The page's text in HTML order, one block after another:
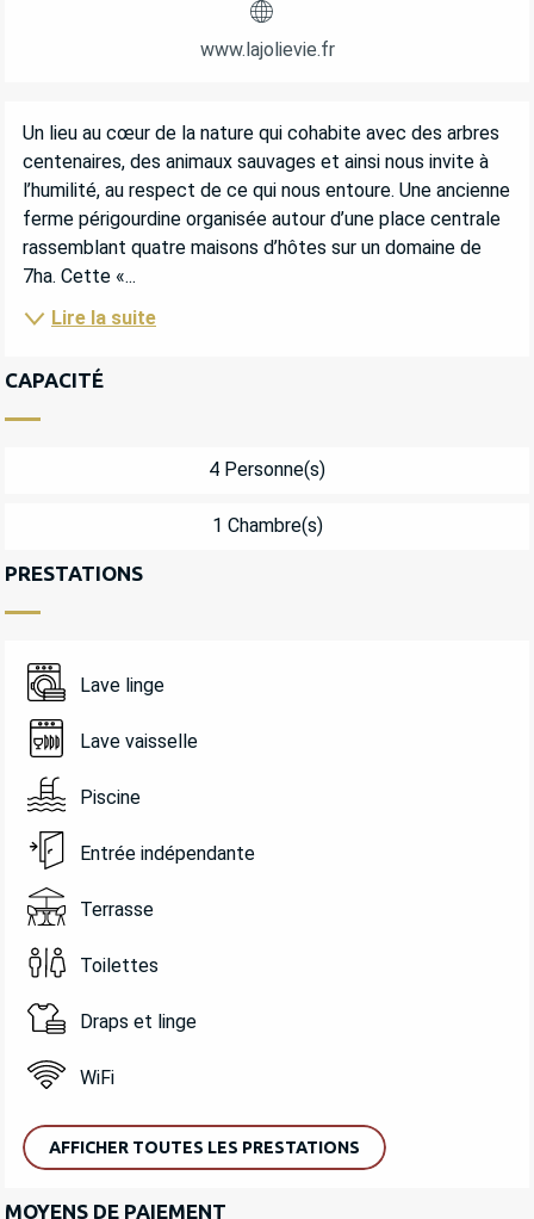
www.lajolievie.fr
DESCRIPTION
Un lieu au cœur de la nature qui cohabite avec des arbres
centenaires, des animaux sauvages et ainsi nous invite à
l’humilité, au respect de ce qui nous entoure. Une ancienne
ferme périgourdine organisée autour d’une place centrale
rassemblant quatre maisons d’hôtes sur un domaine de
7ha. Cette «...
Lire la suite
CAPACITÉ
4 Personne(s)
1 Chambre(s)
PRESTATIONS
Lave linge
Lave vaisselle
Piscine
Entrée indépendante
Terrasse
Toilettes
Draps et linge
WiFi
AFFICHER TOUTES LES PRESTATIONS
MOYENS DE PAIEMENT